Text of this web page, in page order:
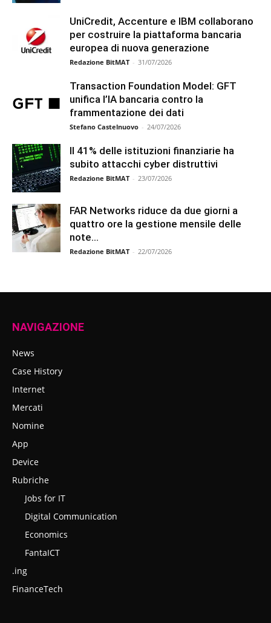
UniCredit, Accenture e IBM collaborano
per costruire la piattaforma bancaria
europea di nuova generazione
Redazione BitMAT - 31/07/2026
Transaction Foundation Model: GFT
unifica l’IA bancaria contro la
frammentazione dei dati
Stefano Castelnuovo - 24/07/2026
Il 41% delle istituzioni finanziarie ha
subito attacchi cyber distruttivi
Redazione BitMAT - 23/07/2026
FAR Networks riduce da due giorni a
quattro ore la gestione mensile delle
note...
Redazione BitMAT - 22/07/2026
NAVIGAZIONE
News
Case History
Internet
Mercati
Nomine
App
Device
Rubriche
Jobs for IT
Digital Communication
Economics
FantaICT
.ing
FinanceTech